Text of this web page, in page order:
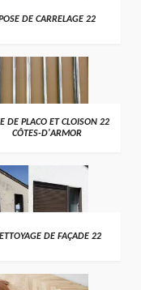
DE CARRELAGE 22
DE PLACO ET CLOISON 22
CÔTES-D'ARMOR
DE FAÇADE 22